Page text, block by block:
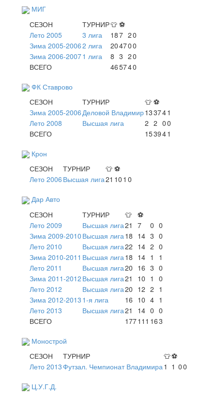
МИГ
СЕЗОН
ТУРНИР👕 ⚽
Лето 2005
3 лига 187 20
Зима 2005-20062 лига 204700
Зима 2006-20071 лига 8 3 20
ВСЕГО
465740
ФК Ставрово
СЕЗОН
ТУРНИР 👕 ⚽
Зима 2005-2006 Деловой Владимир133741
Лето 2008
Высшая лига 2 2 00
ВСЕГО
153941
Крон
СЕЗОН
ТУРНИР 👕 ⚽
Лето 2006 Высшая лига21 10 1 0
Дар Авто
СЕЗОН
ТУРНИР 👕 ⚽
Лето 2009
Высшая лига21 7 0 0
Зима 2009-2010 Высшая лига 18 14 3 0
Лето 2010
Высшая лига22 14 2 0
Зима 2010-2011 Высшая лига 18 14 1
1
Лето 2011
Высшая лига20 16 3 0
Зима 2011-2012 Высшая лига21 10 1
0
Лето 2012
Высшая лига20 12 2 1
Зима 2012-2013 1-я лига 16 10 4 1
Лето 2013
Высшая лига21 14 0 0
ВСЕГО
177111 163
Монострой
СЕЗОН
ТУРНИР 👕⚽
Лето 2013Футзал. Чемпионат Владимира 1 1 00
Ц.У.Г.Д.